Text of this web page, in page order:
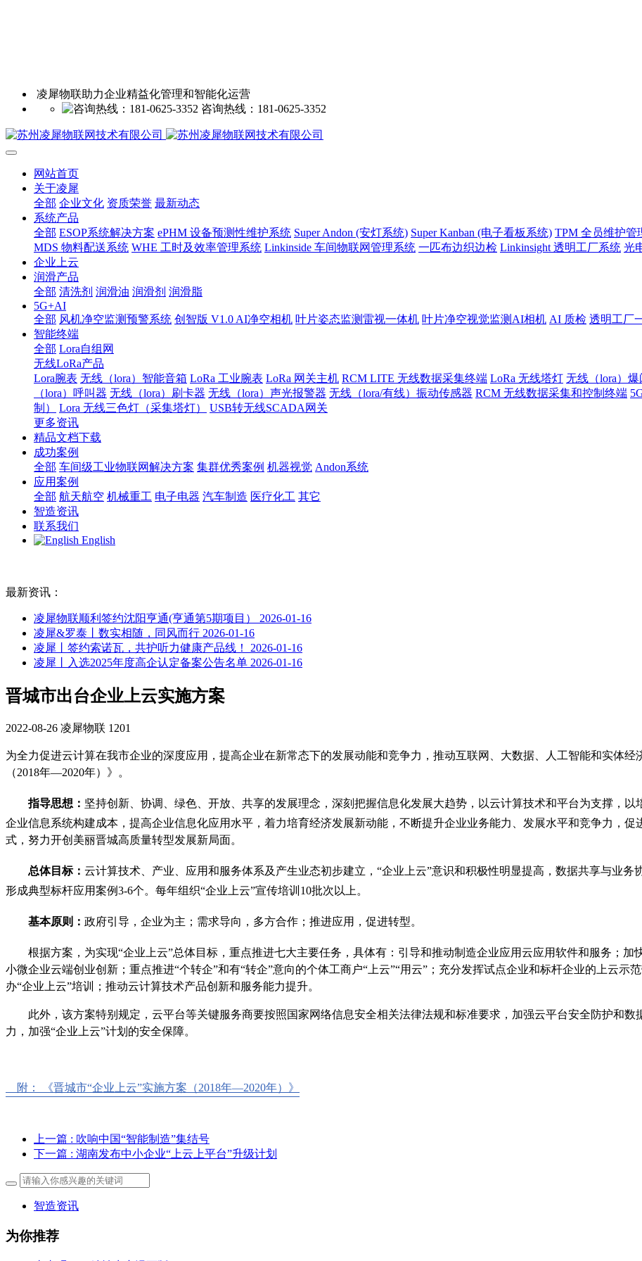
凌犀物联助力企业精益化管理和智能化运营
咨询热线：181-0625-3352
网站首页
关于凌犀
全部 企业文化 资质荣誉 最新动态
系统产品
全部 ESOP系统解决方案 ePHM 设备预测性维护系统 Super Andon (安灯系统) Super Kanban (电子看板系统) TPM 全员维护管
MDS 物料配送系统 WHE 工时及效率管理系统 Linkinside 车间物联网管理系统 一匹布边织边检 Linkinsight 透明工厂系统 光
企业上云
润滑产品
全部 清洗剂 润滑油 润滑剂 润滑脂
5G+AI
全部 风机净空监测预警系统 创智版 V1.0 AI净空相机 叶片姿态监测雷视一体机 叶片净空视觉监测AI相机 AI 质检 透明工厂
智能终端
全部 Lora自组网
无线LoRa产品
Lora腕表 无线（lora）智能音箱 LoRa 工业腕表 LoRa 网关主机 RCM LITE 无线数据采集终端 LoRa 无线塔灯 无线（lora）爆
（lora）呼叫器 无线（lora）刷卡器 无线（lora）声光报警器 无线（lora/有线）振动传感器 RCM 无线数据采集和控制终端
制）
Lora 无线三色灯（采集塔灯）
USB转无线SCADA网关
更多资讯
精品文档下载
成功案例
全部 车间级工业物联网解决方案 集群优秀案例 机器视觉 Andon系统
应用案例
全部 航天航空 机械重工 电子电器 汽车制造 医疗化工 其它
智造资讯
联系我们
English
最新资讯：
凌犀物联顺利签约沈阳亨通(亨通第5期项目） 2026-01-16
凌犀&罗泰丨数实相随，同风而行 2026-01-16
凌犀丨签约索诺瓦，共护听力健康产品线！ 2026-01-16
凌犀丨入选2025年度高企认定备案公告名单 2026-01-16
晋城市出台企业上云实施方案
2022-08-26 凌犀物联 1201
为全力促进云计算在我市企业的深度应用，提高企业在新常态下的发展动能和竞争力，推动互联网、大数据、人工智能和实体经
（2018年—2020年）》。
指导思想： 坚持创新、协调、绿色、开放、共享的发展理念，深刻把握信息化发展大趋势，以云计算技术和平台为支撑，
企业信息系统构建成本，提高企业信息化应用水平，着力培育经济发展新动能，不断提升企业业务能力、发展水平和竞争力，
式，努力开创美丽晋城高质量转型发展新局面。
总体目标： 云计算技术、产业、应用和服务体系及产生业态初步建立，“企业上云”意识和积极性明显提高，数据共享与业务
形成典型标杆应用案例3-6个。每年组织“企业上云”宣传培训10批次以上。
基本原则： 政府引导，企业为主；需求导向，多方合作；推进应用，促进转型。
根据方案，为实现“企业上云”总体目标，重点推进七大主要任务，具体有：引导和推动制造企业应用云应用软件和服务；加
小微企业云端创业创新；重点推进“个转企”和有“转企”意向的个体工商户“上云”“用云”；充分发挥试点企业和标杆企业的上云示
办“企业上云”培训；推动云计算技术产品创新和服务能力提升。
此外，该方案特别规定，云平台等关键服务商要按照国家网络信息安全相关法律法规和标准要求，加强云平台安全防护和数
力，加强“企业上云”计划的安全保障。
附： 《晋城市“企业上云”实施方案（2018年—2020年）》
上一篇 : 吹响中国“智能制造”集结号
下一篇 : 湖南发布中小企业“上云上平台”升级计划
智造资讯
为你推荐